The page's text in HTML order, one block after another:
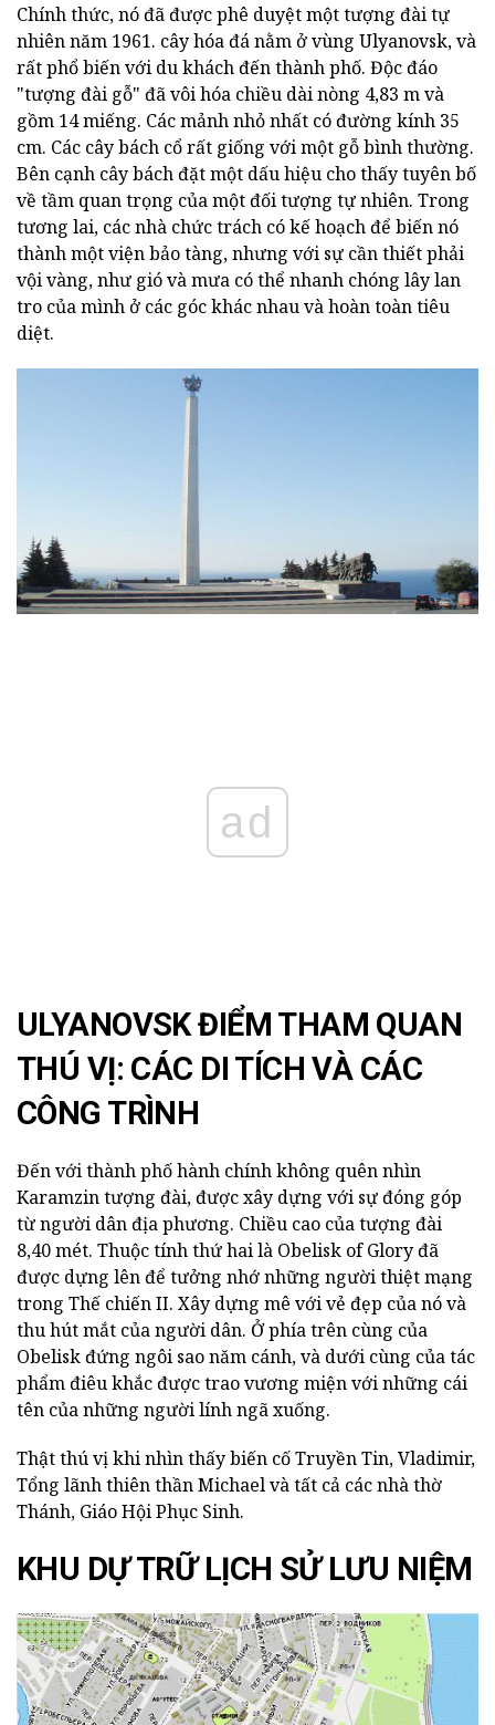
Chính thức, nó đã được phê duyệt một tượng đài tự
nhiên năm 1961. cây hóa đá nằm ở vùng Ulyanovsk, và
rất phổ biến với du khách đến thành phố. Độc đáo
"tượng đài gỗ" đã vôi hóa chiều dài nòng 4,83 m và
gồm 14 miếng. Các mảnh nhỏ nhất có đường kính 35
cm. Các cây bách cổ rất giống với một gỗ bình thường.
Bên cạnh cây bách đặt một dấu hiệu cho thấy tuyên bố
về tầm quan trọng của một đối tượng tự nhiên. Trong
tương lai, các nhà chức trách có kế hoạch để biến nó
thành một viện bảo tàng, nhưng với sự cần thiết phải
vội vàng, như gió và mưa có thể nhanh chóng lây lan
tro của mình ở các góc khác nhau và hoàn toàn tiêu
diệt.
ad
ULYANOVSK ĐIỂM THAM QUAN
THÚ VỊ: CÁC DI TÍCH VÀ CÁC
CÔNG TRÌNH
Đến với thành phố hành chính không quên nhìn
Karamzin tượng đài, được xây dựng với sự đóng góp
từ người dân địa phương. Chiều cao của tượng đài
8,40 mét. Thuộc tính thứ hai là Obelisk of Glory đã
được dựng lên để tưởng nhớ những người thiệt mạng
trong Thế chiến II. Xây dựng mê với vẻ đẹp của nó và
thu hút mắt của người dân. Ở phía trên cùng của
Obelisk đứng ngôi sao năm cánh, và dưới cùng của tác
phẩm điêu khắc được trao vương miện với những cái
tên của những người lính ngã xuống.
Thật thú vị khi nhìn thấy biến cố Truyền Tin, Vladimir,
Tổng lãnh thiên thần Michael và tất cả các nhà thờ
Thánh, Giáo Hội Phục Sinh.
KHU DỰ TRỮ LỊCH SỬ LƯU NIỆM